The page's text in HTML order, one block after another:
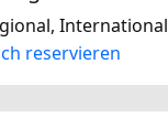
International
reservieren